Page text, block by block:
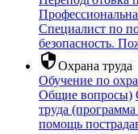
Специалист по
безопасность.
securityОхрана труда
Обучение по
Общие вопросы)
труда
помощь